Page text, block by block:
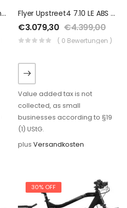
Flyer Gotour2 5.10 – 500 Wh – 2019 – 28 Zoll – Tiefeinsteiger Flyer Upstreet4 7.10 LE ABS – 500 Wh – 2020 – 28 Zoll – Tiefeinsteiger
€3.079,30 €4.399,00
( 0 Bewertungen )
Value added tax is not
collected, as small
businesses according to §19
(1) UStG.
plus Versandkosten
30% OFF